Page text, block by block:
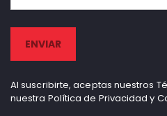
Al suscribirte, aceptas nuestros
nuestra Política de Privacidad y